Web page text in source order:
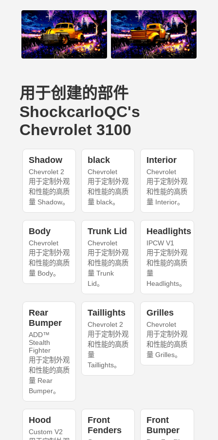
用于创建的部件
ShockcarloQC's
Chevrolet 3100
Shadow
Chevrolet 2
用于定制外观
和性能的高质
量 Shadow。
black
Chevrolet
用于定制外观
和性能的高质
量 black。
Interior
Chevrolet
用于定制外观
和性能的高质
量 Interior。
Body
Chevrolet
用于定制外观
和性能的高质
量 Body。
Trunk Lid
Chevrolet
用于定制外观
和性能的高质
量 Trunk
Lid。
Headlights
IPCW V1
用于定制外观
和性能的高质
量
Headlights。
Rear
Bumper
ADD™
Stealth
Fighter
用于定制外观
和性能的高质
量 Rear
Bumper。
Taillights
Chevrolet 2
用于定制外观
和性能的高质
量
Taillights。
Grilles
Chevrolet
用于定制外观
和性能的高质
量 Grilles。
Hood
Custom V2
Front
Fenders
Front
Bumper